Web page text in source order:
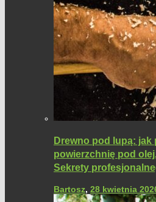
Drewno pod lupą: jak
powierzchnię pod
Sekrety
Bartosz, 28 kwietnia